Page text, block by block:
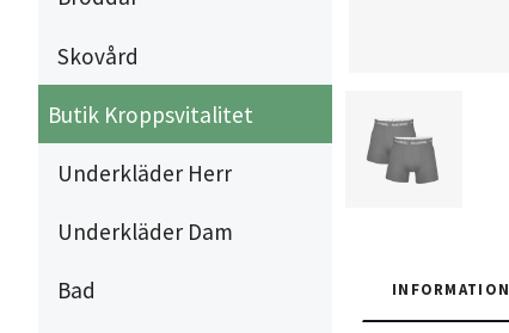
Skovård
Butik Kroppsvitalitet
Underkläder Herr
Underkläder Dam
Bad INFORMATION